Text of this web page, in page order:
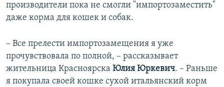
производители пока не смогли "импортозаместить"
даже корма для кошек и собак.
– Все прелести импортозамещения я уже
прочувствовала по полной, – рассказывает
жительница Красноярска Юлия Юркевич. – Раньше
я покупала своей кошке сухой итальянский корм